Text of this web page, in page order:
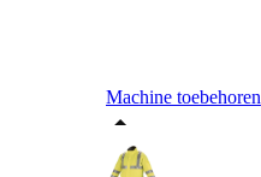
Machine toebehoren